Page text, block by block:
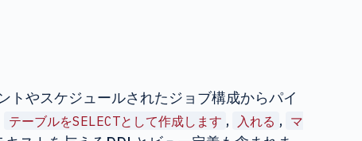
トやスケジュールされたジョブ構成からパイ
テーブルをSELECTとして作成します , 入れる , マ